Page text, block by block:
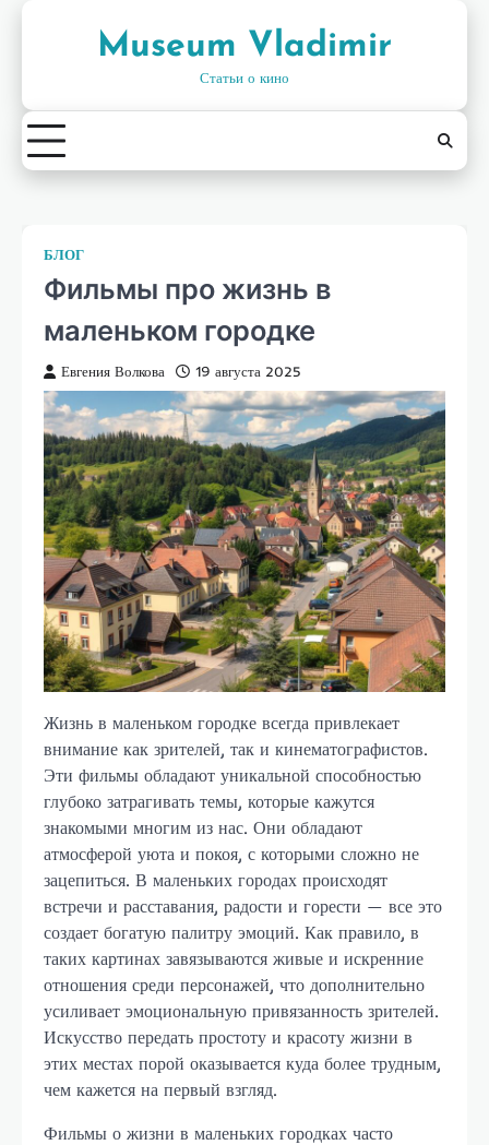
Museum Vladimir
Статьи о кино
БЛОГ
Фильмы про жизнь в
маленьком городке
Евгения Волкова 19 августа 2025
Жизнь в маленьком городке всегда привлекает
внимание как зрителей, так и кинематографистов.
Эти фильмы обладают уникальной способностью
глубоко затрагивать темы, которые кажутся
знакомыми многим из нас. Они обладают
атмосферой уюта и покоя, с которыми сложно не
зацепиться. В маленьких городах происходят
встречи и расставания, радости и горести — все это
создает богатую палитру эмоций. Как правило, в
таких картинах завязываются живые и искренние
отношения среди персонажей, что дополнительно
усиливает эмоциональную привязанность зрителей.
Искусство передать простоту и красоту жизни в
этих местах порой оказывается куда более трудным,
чем кажется на первый взгляд.
Фильмы о жизни в маленьких городках часто